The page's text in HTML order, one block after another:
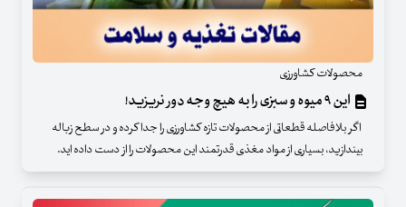
محصولات کشاورزی
این ۹ میوه و سبزی را به هیچ وجه دور نریزید!
اگر بلافاصله قطعاتی از محصولات تازه کشاورزی را جدا کرده و در سطح زباله
بیندازید، بسیاری از مواد مغذی قدرتمند این محصولات را از دست داده اید.